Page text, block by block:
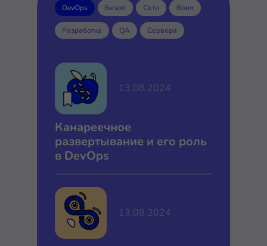
DevOps Безоп Сети Воип
Разработка QA Сервера
Канареечное
развертывание и его роль
в DevOps
13.08.2024
13.08.2024